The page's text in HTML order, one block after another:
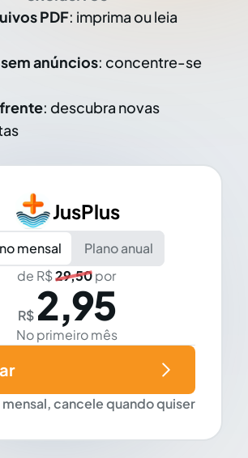
PDF: imprima ou leia
sem anúncios: concentre-se
: descubra novas
JusPlus
mensal
Plano anual
de R$29,50por
R$ 2,95
No primeiro mês
cancele quando quiser